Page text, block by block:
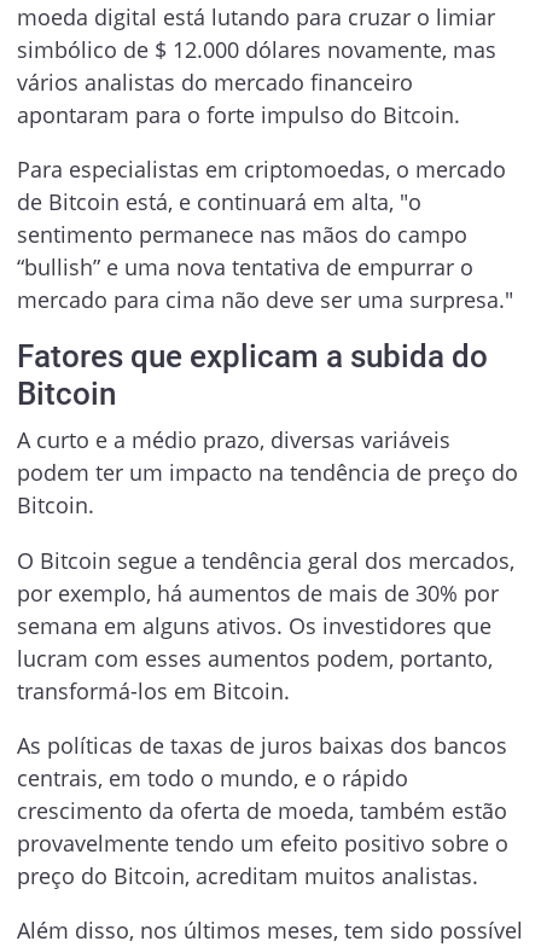
moeda digital está lutando para cruzar o limiar
simbólico de $ 12.000 dólares novamente, mas
vários analistas do mercado financeiro
apontaram para o forte impulso do Bitcoin.
Para especialistas em criptomoedas, o mercado
de Bitcoin está, e continuará em alta, "o
sentimento permanece nas mãos do campo
“bullish” e uma nova tentativa de empurrar o
mercado para cima não deve ser uma surpresa."
Fatores que explicam a subida do
Bitcoin
A curto e a médio prazo, diversas variáveis
podem ter um impacto na tendência de preço do
Bitcoin.
O Bitcoin segue a tendência geral dos mercados,
por exemplo, há aumentos de mais de 30% por
semana em alguns ativos. Os investidores que
lucram com esses aumentos podem, portanto,
transformá-los em Bitcoin.
As políticas de taxas de juros baixas dos bancos
centrais, em todo o mundo, e o rápido
crescimento da oferta de moeda, também estão
provavelmente tendo um efeito positivo sobre o
preço do Bitcoin, acreditam muitos analistas.
Além disso, nos últimos meses, tem sido possível